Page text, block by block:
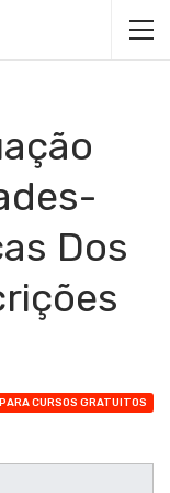
Dos
CURSOS GRATUITOS